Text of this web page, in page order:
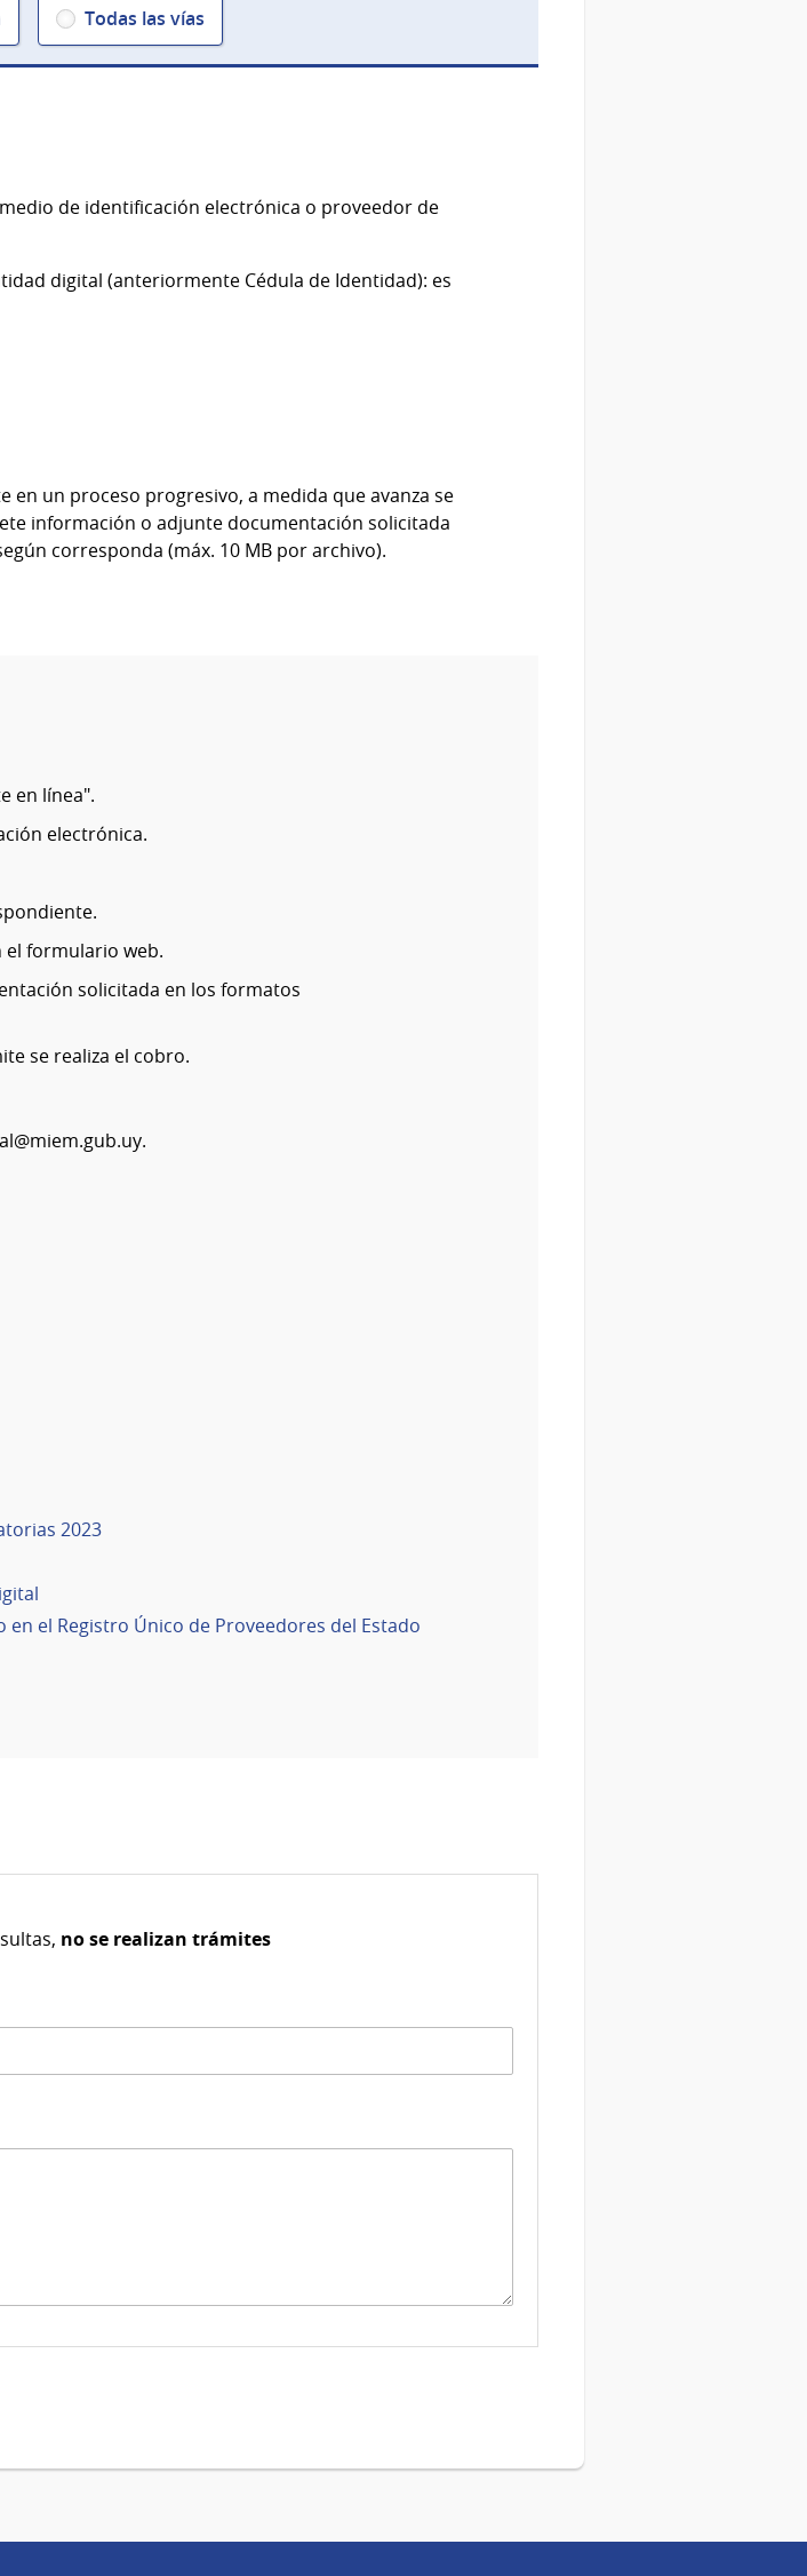
Todas las vías
de identificación electrónica o proveedor de
digital (anteriormente Cédula de Identidad): es
en un proceso progresivo, a medida que avanza se
información o adjunte documentación solicitada
corresponda (máx. 10 MB por archivo).
en línea".
electrónica.
el formulario web.
solicitada en los formatos
se realiza el cobro.
2023
el Registro Único de Proveedores del Estado
no se realizan trámites